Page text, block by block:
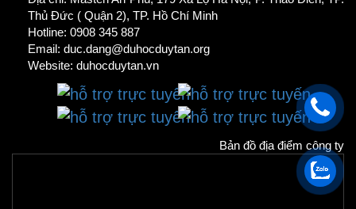
Thủ Đức ( Quận 2), TP. Hồ Chí Minh
Hotline: 0908 345 887
Email: duc.dang@duhocduytan.org
Website: duhocduytan.vn
Bản đồ địa điểm công ty